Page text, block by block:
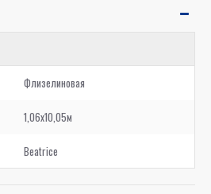
Флизелиновая
1,06x10,05м
Beatrice